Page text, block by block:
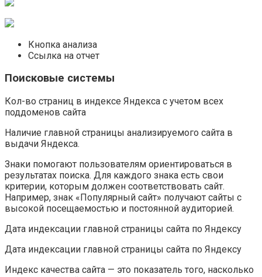
Кнопка анализа
Ссылка на отчет
Поисковые системы
Кол-во страниц в индексе Яндекса с учетом всех
поддоменов сайта
Наличие главной страницы анализируемого сайта в
выдачи Яндекса.
Знаки помогают пользователям ориентироваться в
результатах поиска. Для каждого знака есть свои
критерии, которым должен соответствовать сайт.
Например, знак «Популярный сайт» получают сайты с
высокой посещаемостью и постоянной аудиторией.
Дата индексации главной страницы сайта по Яндексу
Дата индексации главной страницы сайта по Яндексу
Индекс качества сайта — это показатель того, насколько